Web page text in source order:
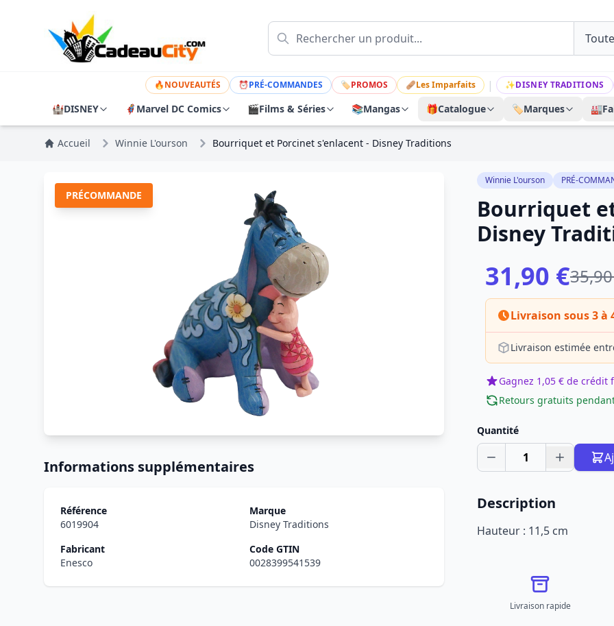
🔥NOUVEAUTÉS ⏰PRÉ-COMMANDES 🏷PROMOS 🩹Les Imparfaits | ✨DISNEY TRADITIONS
🏰DISNEY 🦸 Marvel DC Comics 🎬Films & Séries 📚Mangas 🎁Catalogue 🏷️Marques 🏭
Accueil Winnie L'ourson Bourriquet et Porcinet s'enlacent - Disney Traditions
PRÉCOMMANDE
Informations supplémentaires
Référence
6019904
Marque
Disney Traditions
Fabricant
Enesco
Code GTIN
0028399541539
Winnie L'ourson PRÉ-
Bourriquet
Disney
31,90 €
Livraison sous 3 à
Livraison estimée
Gagnez 1,05 € de crédit
Retours gratuits
Quantité
1
Description
Hauteur : 11,5 cm
Livraison rapide